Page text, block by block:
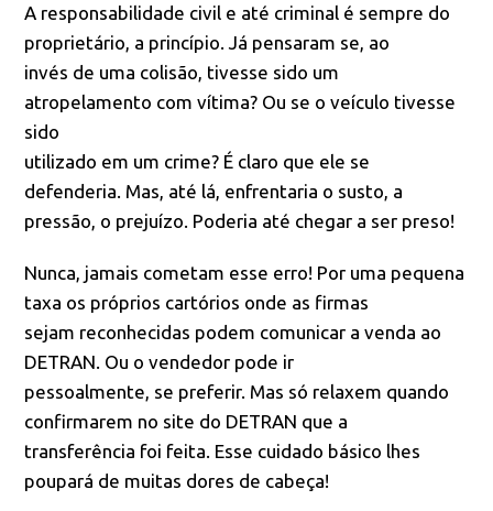
A responsabilidade civil e até criminal é sempre do
proprietário, a princípio. Já pensaram se, ao
invés de uma colisão, tivesse sido um
atropelamento com vítima? Ou se o veículo tivesse
sido
utilizado em um crime? É claro que ele se
defenderia. Mas, até lá, enfrentaria o susto, a
pressão, o prejuízo. Poderia até chegar a ser preso!
Nunca, jamais cometam esse erro! Por uma pequena
taxa os próprios cartórios onde as firmas
sejam reconhecidas podem comunicar a venda ao
DETRAN. Ou o vendedor pode ir
pessoalmente, se preferir. Mas só relaxem quando
confirmarem no site do DETRAN que a
transferência foi feita. Esse cuidado básico lhes
poupará de muitas dores de cabeça!